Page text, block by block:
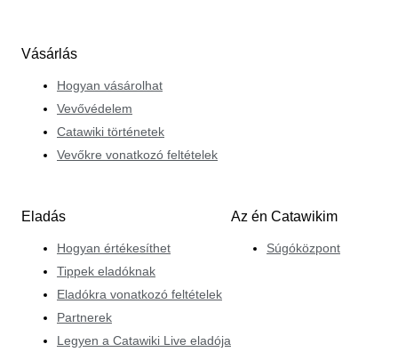
Vásárlás
Hogyan vásárolhat
Vevővédelem
Catawiki történetek
Vevőkre vonatkozó feltételek
Eladás
Hogyan értékesíthet
Tippek eladóknak
Eladókra vonatkozó feltételek
Partnerek
Legyen a Catawiki Live eladója
Az én Catawikim
Súgóközpont